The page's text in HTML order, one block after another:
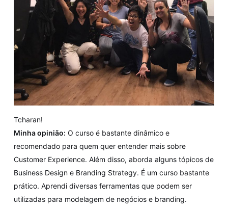
Tcharan!
Minha opinião: O curso é bastante dinâmico e
recomendado para quem quer entender mais sobre
Customer Experience. Além disso, aborda alguns tópicos de
Business Design e Branding Strategy. É um curso bastante
prático. Aprendi diversas ferramentas que podem ser
utilizadas para modelagem de negócios e branding.